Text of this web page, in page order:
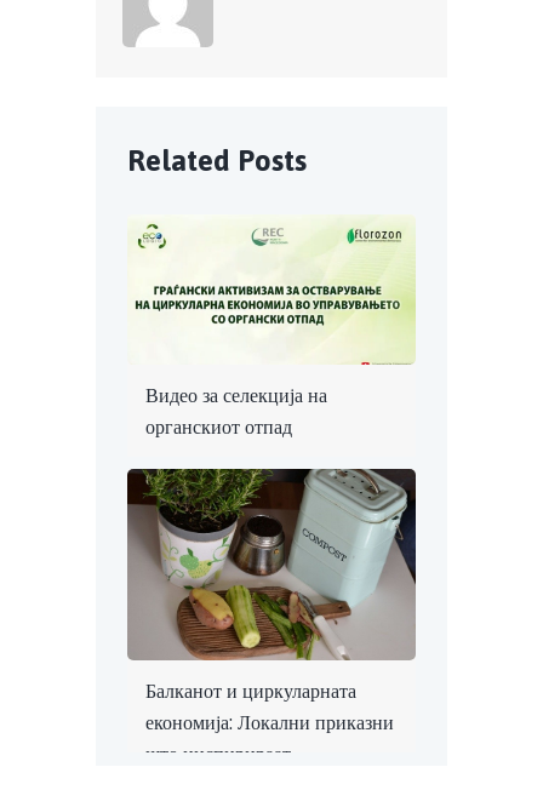
Видео за селекција на
Балканот и циркуларната
економија: Локални приказни